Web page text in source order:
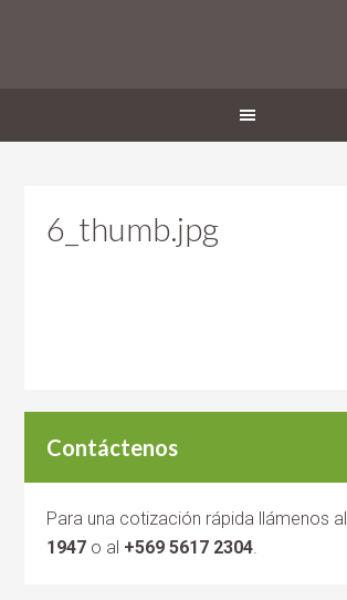
6_thumb.jpg
Contáctenos
Para una cotización rápida llámenos al
1947 o al +569 5617 2304.